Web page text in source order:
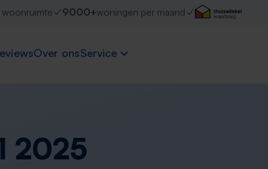
woonruimte 9000+woningen per maand
Over onsService
2025